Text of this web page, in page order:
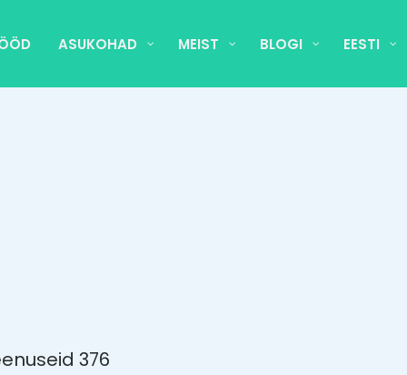
ASUKOHAD MEIST BLOGI EESTI
376